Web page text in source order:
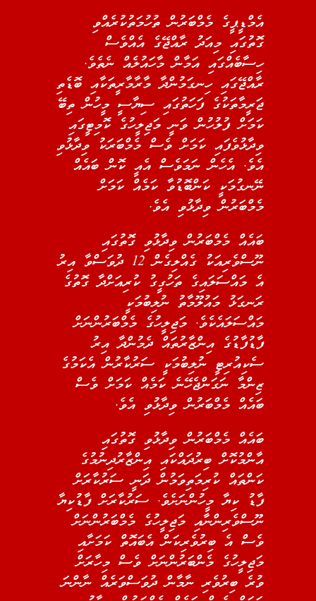
އެމްޑީޕީގެ މެމްބަރުން ތުހުމަތުކުރެއްވި
ގޮތުގައި މިއަދު ރާއްޖޭގެ އެއްވެސް
ހިސާބެއްގައި އަމާން މާހައުލެއް ނެތެވެ.
ރާއްޖޭގައި ހިނގަމުންދާ މާރާމާރީތަކާއި ބޮޑެތި
ޖަރީމާތަކުގެ ފަހަތުގައި ސިޔާސީ މީހުން ތިބޭ
ކަމަށް ފުލުހުން ވަނީ މަޖިލީހުގެ ކޮމިޓީގައި
ވިދާޅުވެފައި ކަމަށް ވެސް މެމްބަރަކު ވިދާޅުވި
އެވެ. އެހެން ނަމަވެސް އެއީ ކޮން ބައެއް
ނޭނގުމަކީ ކަންބޮޑުވާ ކަމެއް ކަމަށް
މެމްބަރުން ވިދާޅުވި އެވެ.
ބައެއް މެމްބަރުން ވިދާޅުވި ގޮތުގައި
ނޫސްވެރިއަކު ގެއްލިގެން 12 ދުވަސްވާ އިރު
އެ މައްސަލައިގެ ތަހުގީގު ކުރިއަށްދާ ގޮތުގެ
ރަނގަޅު މައުލޫމާތު ނުލިބުމަކީ
މައްސަލައެކެވެ. މަޖިލީހުގެ މެމްބަރުންނަށް
ފާޑުފާޑުގެ އިންޒާރުތައް ދެމުންދާ އިރު
ސެކިއުރިޓީ ނުލިބުމަކީ ސަރުކާރުން އެކަމުގެ
ޒިންމާ ނަގަންޖެހޭނެ ކަމެއް ކަމަށް ވެސް
ބައެއް މެމްބަރުން ވިދާޅުވި އެވެ.
ބައެއް މެމްބަރުން ވިދާޅުވި ގޮތުގައި
އާންމުކޮށް ބިރުދައްކައި އިންޒާރުދިނުމުގެ
ކަންތައް ކުރިމަތިވަމުން ދަނީ ސަރުކާރަށް
ފާޑު ކިޔާ މީހުންނަށެވެ. ސަރުކާރަށް ފާޑުކިޔާ
ނޫސްވެރިންނާއި މަޖިލީހުގެ މެމްބަރުންނަށް
ވެސް އެ ބިރުވެރިކަން އެބައޮތް ކަމަށާއި
މަޖިލީހުގެ މެންބަރުންނަށް ވެސް މިހާރަށް
ވުރެ ބިރުވެރި ނާމާން ދުވަސްވަރެއް ނާންނަ